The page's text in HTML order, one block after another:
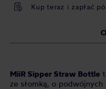
Kup teraz i zapłać
MiiR Sipper Straw Bottle
ze słomką, o